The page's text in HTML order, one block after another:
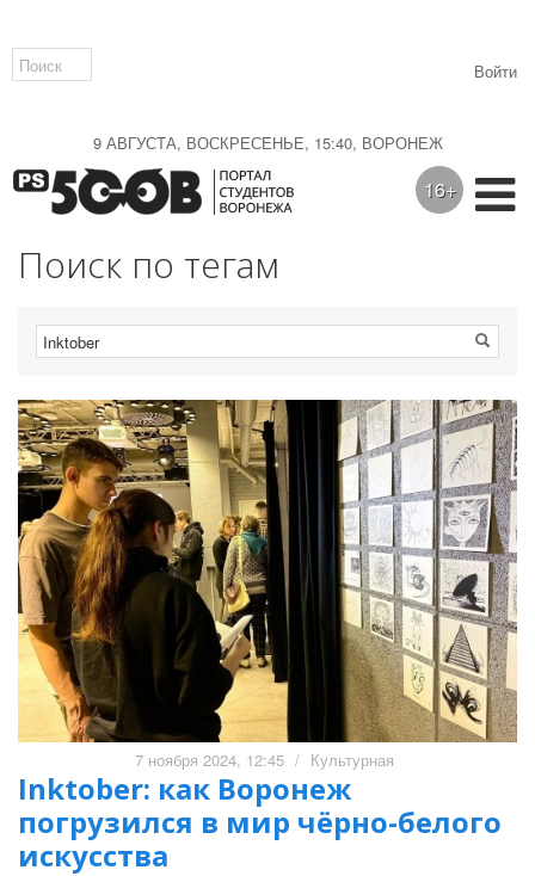
9 АВГУСТА, ВОСКРЕСЕНЬЕ, 15:40, ВОРОНЕЖ
Войти
16+
Поиск по тегам
7 ноября 2024, 12:45 / Культурная
Inktober: как Воронеж
погрузился в мир чёрно-белого
искусства